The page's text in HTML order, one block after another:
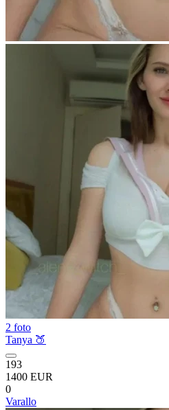
2 foto
Tanya 🍑
193
1400 EUR
0
Varallo